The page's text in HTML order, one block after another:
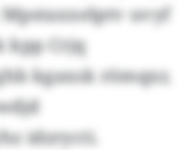
uvyf
kpp Crjq
kgaxsk römqxr,
idzrycti.